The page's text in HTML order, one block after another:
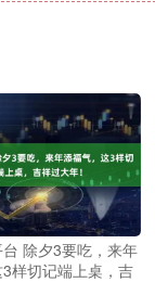
除夕3要吃，来年
样切记端上桌，吉